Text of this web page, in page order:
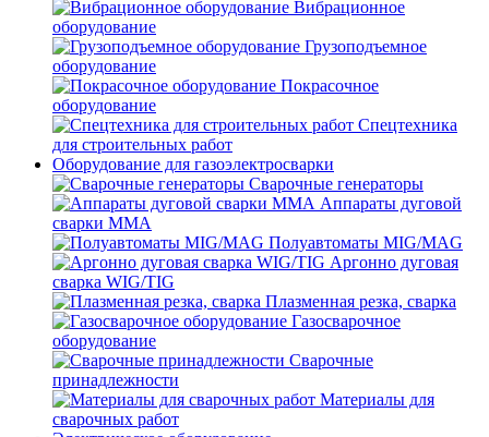
Вибрационное
оборудование
Грузоподъемное
оборудование
Покрасочное
оборудование
Спецтехника
для строительных работ
Оборудование для газоэлектросварки
Сварочные генераторы
Аппараты дуговой
сварки MMA
Полуавтоматы MIG/MAG
Аргонно дуговая
сварка WIG/TIG
Плазменная резка, сварка
Газосварочное
оборудование
Сварочные
принадлежности
Материалы для
сварочных работ